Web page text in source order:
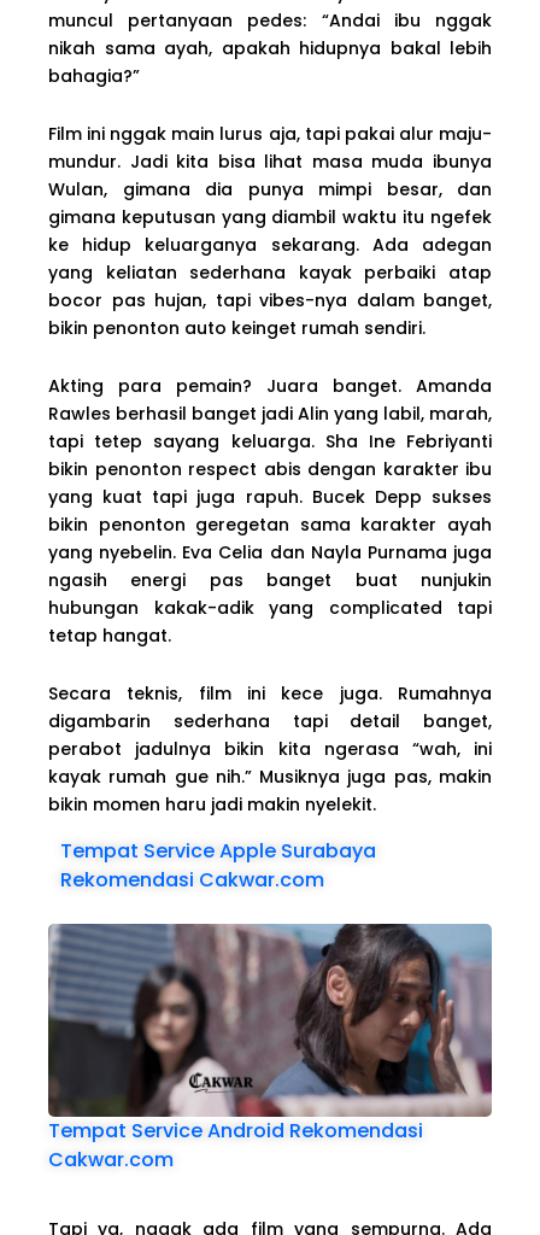
muncul pertanyaan pedes: “Andai ibu nggak
nikah sama ayah, apakah hidupnya bakal lebih
bahagia?”
Film ini nggak main lurus aja, tapi pakai alur maju-
mundur. Jadi kita bisa lihat masa muda ibunya
Wulan, gimana dia punya mimpi besar, dan
gimana keputusan yang diambil waktu itu ngefek
ke hidup keluarganya sekarang. Ada adegan
yang keliatan sederhana kayak perbaiki atap
bocor pas hujan, tapi vibes-nya dalam banget,
bikin penonton auto keinget rumah sendiri.
Akting para pemain? Juara banget. Amanda
Rawles berhasil banget jadi Alin yang labil, marah,
tapi tetep sayang keluarga. Sha Ine Febriyanti
bikin penonton respect abis dengan karakter ibu
yang kuat tapi juga rapuh. Bucek Depp sukses
bikin penonton geregetan sama karakter ayah
yang nyebelin. Eva Celia dan Nayla Purnama juga
ngasih energi pas banget buat nunjukin
hubungan kakak-adik yang complicated tapi
tetap hangat.
Secara teknis, film ini kece juga. Rumahnya
digambarin sederhana tapi detail banget,
perabot jadulnya bikin kita ngerasa “wah, ini
kayak rumah gue nih.” Musiknya juga pas, makin
bikin momen haru jadi makin nyelekit.
Tempat Service Apple Surabaya
Rekomendasi Cakwar.com
Tempat Service Android Rekomendasi
Cakwar.com
Tapi ya, nggak ada film yang sempurna. Ada